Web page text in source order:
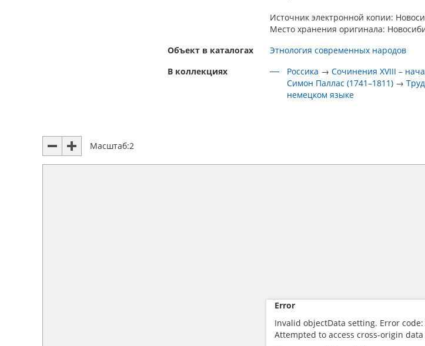
Источник электронной копии:
Место хранения оригинала:
Объект в каталогах
Этнология современных народов
В коллекциях
Россика →Сочинения XVIII –
Симон Паллас (1741–1811) →
немецком языке
Масштаб:2
Error
Invalid objectData setting. Error code:
Attempted to access cross-origin data